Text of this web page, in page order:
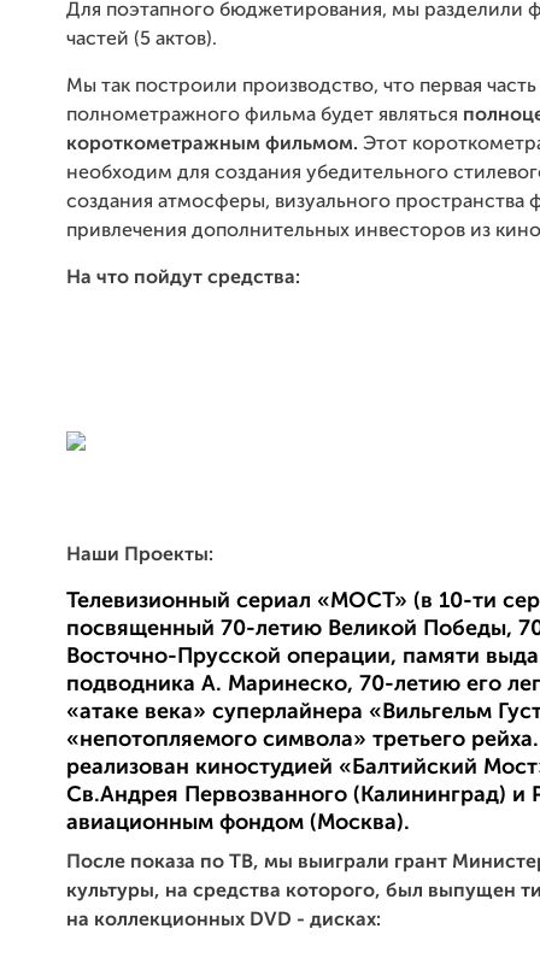
Для поэтапного бюджетирования, мы разделили
частей (5 актов).
Мы так построили производство, что первая часть
полнометражного фильма будет являться
короткометражным фильмом. Этот
необходим для создания убедительного
создания атмосферы, визуального пространства
привлечения дополнительных инвесторов из
На что пойдут средства:
Наши Проекты:
Телевизионный сериал «МОСТ» (в 10-ти
посвященный 70-летию Великой Победы,
Восточно-Прусской операции, памяти
подводника А. Маринеско, 70-летию его
«атаке века» суперлайнера «Вильгельм
«непотопляемого символа» третьего
реализован киностудией «Балтийский
Св.Андрея Первозванного (Калининград) и
авиационным фондом (Москва).
После показа по ТВ, мы выиграли грант
культуры, на средства которого, был выпущен
на коллекционных DVD - дисках: